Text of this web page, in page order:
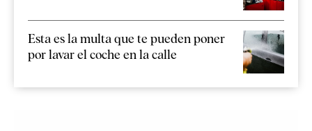
Esta es la multa que te pueden poner
por lavar el coche en la calle